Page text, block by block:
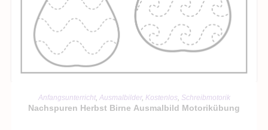
IN DEN WARENKORB
Anfangsunterricht, Ausmalbilder, Kostenlos, Schreibmotorik
Nachspuren Herbst Birne Ausmalbild Motorikübung